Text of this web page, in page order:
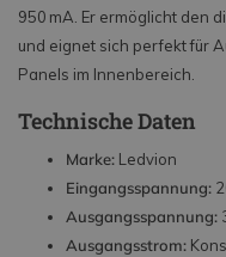
950 mA. Er ermöglicht den
und eignet sich perfekt für
Panels im Innenbereich.
Technische Daten
Marke: Ledvion
Eingangsspannung:
Ausgangsspannung:
Ausgangsstrom: